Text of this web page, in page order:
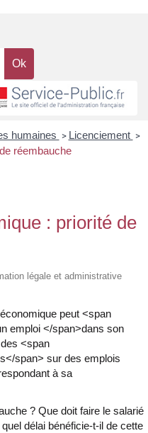
humaines > Licenciement >
réembauche
: priorité de
légale et administrative
peut <span
emploi </span>dans son
<span
span> sur des emplois
à sa
? Que doit faire le salarié
délai bénéficie-t-il de cette